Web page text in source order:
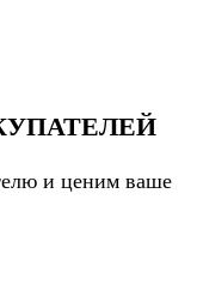
и ценим ваше